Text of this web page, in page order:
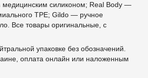
силиконом; Real Body —
TPE; Gildo — ручное
Все товары оригинальные, с
упаковке без обозначений.
оплата онлайн или наложенным